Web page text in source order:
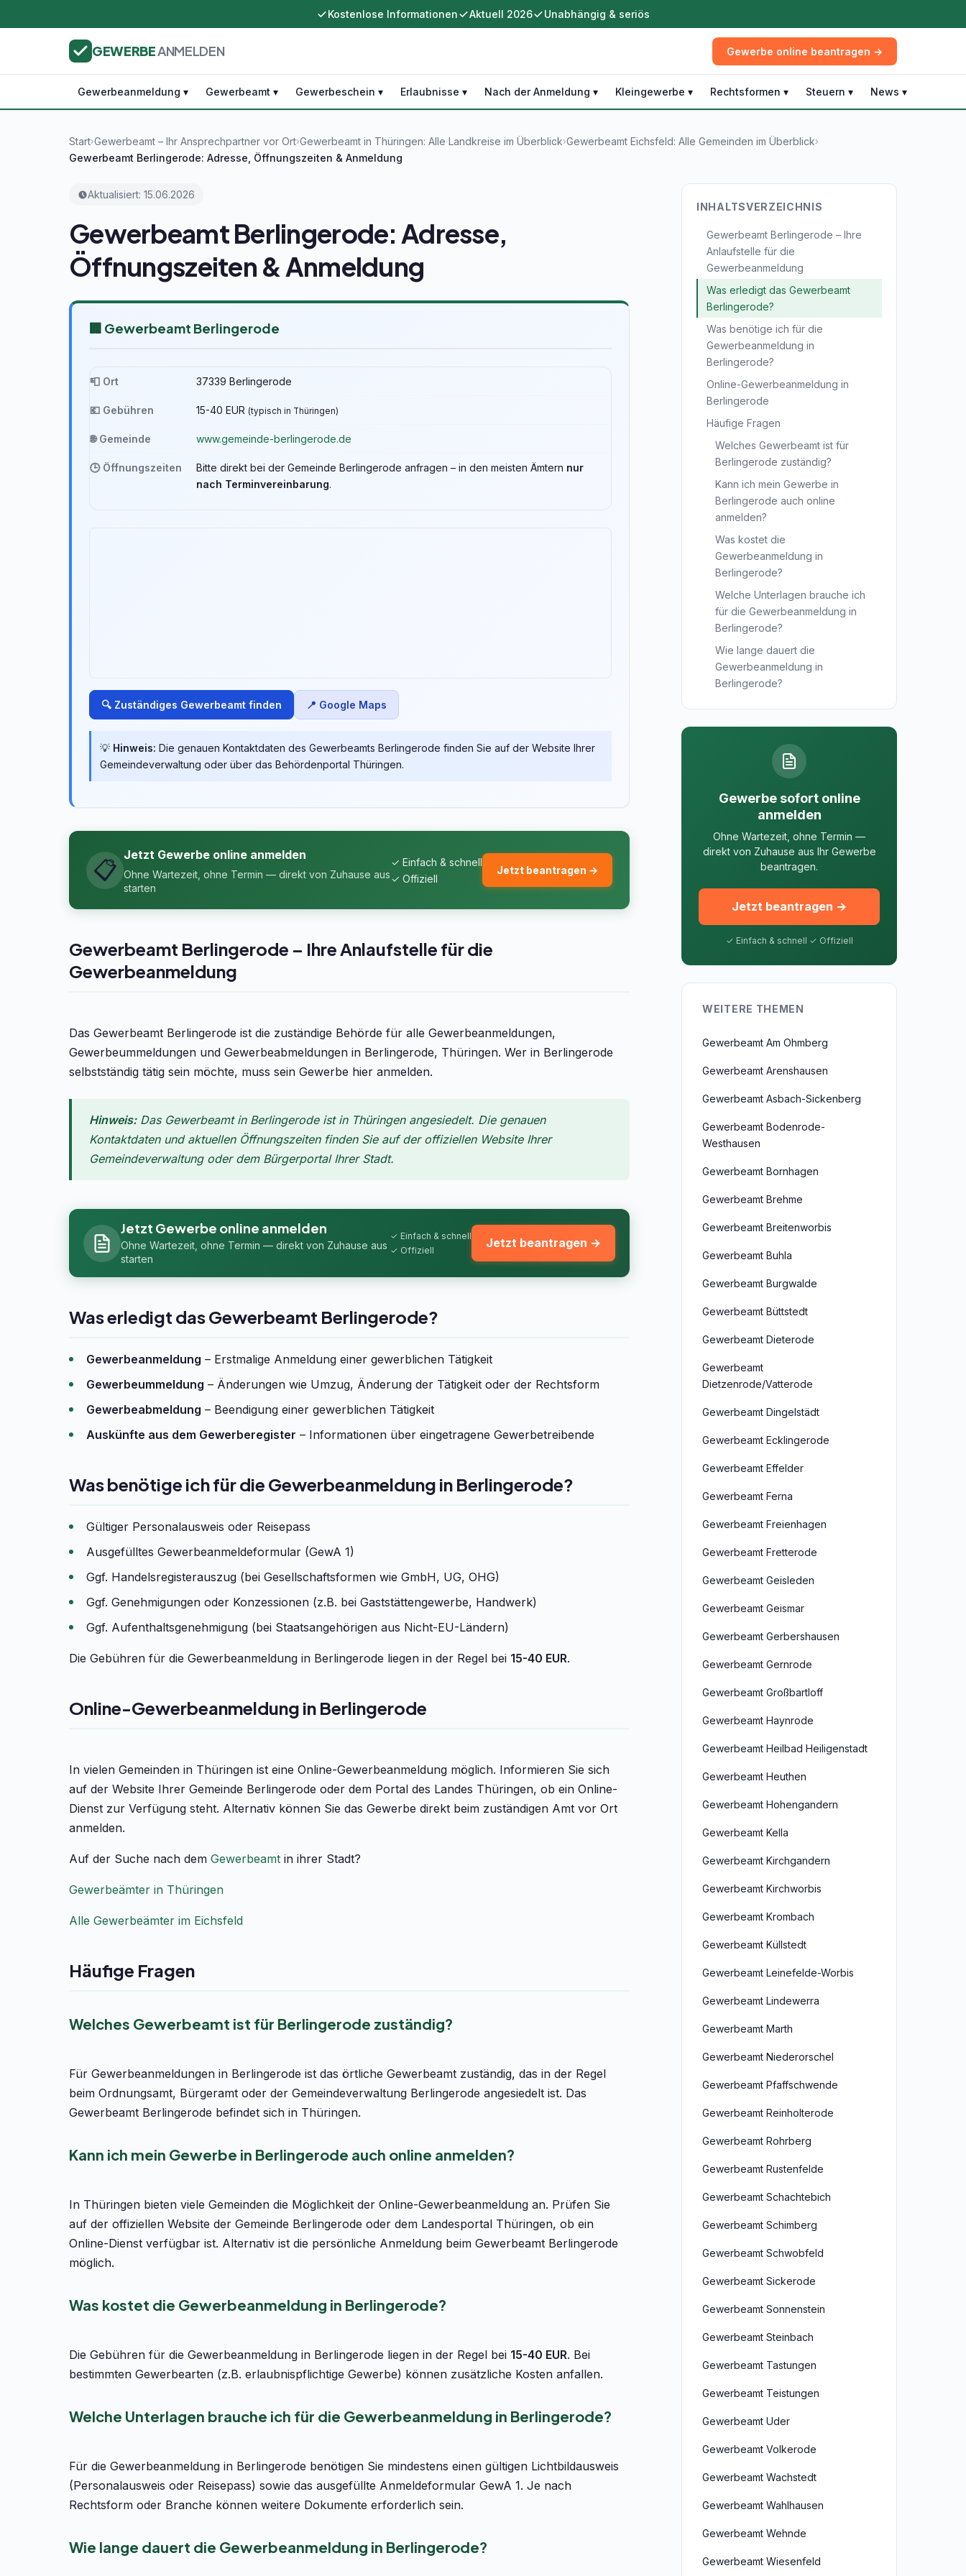
Kostenlose Informationen Aktuell 2026 Unabhängig & seriös
GEWERBEANMELDEN Gewerbe online beantragen →
Gewerbeanmeldung ▾ Gewerbeamt ▾ Gewerbeschein ▾ Erlaubnisse ▾ Nach der Anmeldung ▾ Kleingewerbe ▾ Rechtsformen ▾ Steuern ▾ News ▾
Start›Gewerbeamt – Ihr Ansprechpartner vor Ort›Gewerbeamt in Thüringen: Alle Landkreise im Überblick›Gewerbeamt Eichsfeld: Alle Gemeinden im Überblick›
Gewerbeamt Berlingerode: Adresse, Öffnungszeiten & Anmeldung
Aktualisiert: 15.06.2026
Gewerbeamt Berlingerode: Adresse,
Öffnungszeiten & Anmeldung
🏢 Gewerbeamt Berlingerode
📮 Ort 37339 Berlingerode
💶 Gebühren 15-40 EUR (typisch in Thüringen)
🌐 Gemeinde www.gemeinde-berlingerode.de
🕒 Öffnungszeiten Bitte direkt bei der Gemeinde Berlingerode anfragen – in den meisten Ämtern nur
nach Terminvereinbarung.
🔍 Zuständiges Gewerbeamt finden 📍 Google Maps
💡 Hinweis: Die genauen Kontaktdaten des Gewerbeamts Berlingerode finden Sie auf der Website Ihrer
Gemeindeverwaltung oder über das Behördenportal Thüringen.
📋
Jetzt Gewerbe online anmelden
Ohne Wartezeit, ohne Termin — direkt von Zuhause aus
starten
✓ Einfach & schnell
✓ Offiziell
Jetzt beantragen →
Gewerbeamt Berlingerode – Ihre Anlaufstelle für die
Gewerbeanmeldung
Das Gewerbeamt Berlingerode ist die zuständige Behörde für alle Gewerbeanmeldungen,
Gewerbeummeldungen und Gewerbeabmeldungen in Berlingerode, Thüringen. Wer in Berlingerode
selbstständig tätig sein möchte, muss sein Gewerbe hier anmelden.
Hinweis:Das Gewerbeamt in Berlingerode ist in Thüringen angesiedelt. Die genauen
Kontaktdaten und aktuellen Öffnungszeiten finden Sie auf der offiziellen Website Ihrer
Gemeindeverwaltung oder dem Bürgerportal Ihrer Stadt.
Jetzt Gewerbe online anmelden
Ohne Wartezeit, ohne Termin — direkt von Zuhause aus
starten
✓ Einfach & schnell
✓ Offiziell
Jetzt beantragen →
Was erledigt das Gewerbeamt Berlingerode?
Gewerbeanmeldung – Erstmalige Anmeldung einer gewerblichen Tätigkeit
Gewerbeummeldung – Änderungen wie Umzug, Änderung der Tätigkeit oder der Rechtsform
Gewerbeabmeldung – Beendigung einer gewerblichen Tätigkeit
Auskünfte aus dem Gewerberegister – Informationen über eingetragene Gewerbetreibende
Was benötige ich für die Gewerbeanmeldung in Berlingerode?
Gültiger Personalausweis oder Reisepass
Ausgefülltes Gewerbeanmeldeformular (GewA 1)
Ggf. Handelsregisterauszug (bei Gesellschaftsformen wie GmbH, UG, OHG)
Ggf. Genehmigungen oder Konzessionen (z.B. bei Gaststättengewerbe, Handwerk)
Ggf. Aufenthaltsgenehmigung (bei Staatsangehörigen aus Nicht-EU-Ländern)
Die Gebühren für die Gewerbeanmeldung in Berlingerode liegen in der Regel bei 15-40 EUR.
Online-Gewerbeanmeldung in Berlingerode
In vielen Gemeinden in Thüringen ist eine Online-Gewerbeanmeldung möglich. Informieren Sie sich
auf der Website Ihrer Gemeinde Berlingerode oder dem Portal des Landes Thüringen, ob ein Online-
Dienst zur Verfügung steht. Alternativ können Sie das Gewerbe direkt beim zuständigen Amt vor Ort
anmelden.
Auf der Suche nach dem Gewerbeamt in ihrer Stadt?
Gewerbeämter in Thüringen
Alle Gewerbeämter im Eichsfeld
Häufige Fragen
Welches Gewerbeamt ist für Berlingerode zuständig?
Für Gewerbeanmeldungen in Berlingerode ist das örtliche Gewerbeamt zuständig, das in der Regel
beim Ordnungsamt, Bürgeramt oder der Gemeindeverwaltung Berlingerode angesiedelt ist. Das
Gewerbeamt Berlingerode befindet sich in Thüringen.
Kann ich mein Gewerbe in Berlingerode auch online anmelden?
In Thüringen bieten viele Gemeinden die Möglichkeit der Online-Gewerbeanmeldung an. Prüfen Sie
auf der offiziellen Website der Gemeinde Berlingerode oder dem Landesportal Thüringen, ob ein
Online-Dienst verfügbar ist. Alternativ ist die persönliche Anmeldung beim Gewerbeamt Berlingerode
möglich.
Was kostet die Gewerbeanmeldung in Berlingerode?
Die Gebühren für die Gewerbeanmeldung in Berlingerode liegen in der Regel bei 15-40 EUR. Bei
bestimmten Gewerbearten (z.B. erlaubnispflichtige Gewerbe) können zusätzliche Kosten anfallen.
Welche Unterlagen brauche ich für die Gewerbeanmeldung in Berlingerode?
Für die Gewerbeanmeldung in Berlingerode benötigen Sie mindestens einen gültigen Lichtbildausweis
(Personalausweis oder Reisepass) sowie das ausgefüllte Anmeldeformular GewA 1. Je nach
Rechtsform oder Branche können weitere Dokumente erforderlich sein.
Wie lange dauert die Gewerbeanmeldung in Berlingerode?
INHALTSVERZEICHNIS
Gewerbeamt Berlingerode – Ihre
Anlaufstelle für die
Gewerbeanmeldung
Was erledigt das Gewerbeamt
Berlingerode?
Was benötige ich für die
Gewerbeanmeldung in
Berlingerode?
Online-Gewerbeanmeldung in
Berlingerode
Häufige Fragen
Welches Gewerbeamt ist für
Berlingerode zuständig?
Kann ich mein Gewerbe in
Berlingerode auch online
anmelden?
Was kostet die
Gewerbeanmeldung in
Berlingerode?
Welche Unterlagen brauche ich
für die Gewerbeanmeldung in
Berlingerode?
Wie lange dauert die
Gewerbeanmeldung in
Berlingerode?
Gewerbe sofort online
anmelden
Ohne Wartezeit, ohne Termin —
direkt von Zuhause aus Ihr Gewerbe
beantragen.
Jetzt beantragen →
✓ Einfach & schnell ✓ Offiziell
WEITERE THEMEN
Gewerbeamt Am Ohmberg
Gewerbeamt Arenshausen
Gewerbeamt Asbach-Sickenberg
Gewerbeamt Bodenrode-
Westhausen
Gewerbeamt Bornhagen
Gewerbeamt Brehme
Gewerbeamt Breitenworbis
Gewerbeamt Buhla
Gewerbeamt Burgwalde
Gewerbeamt Büttstedt
Gewerbeamt Dieterode
Gewerbeamt
Dietzenrode/Vatterode
Gewerbeamt Dingelstädt
Gewerbeamt Ecklingerode
Gewerbeamt Effelder
Gewerbeamt Ferna
Gewerbeamt Freienhagen
Gewerbeamt Fretterode
Gewerbeamt Geisleden
Gewerbeamt Geismar
Gewerbeamt Gerbershausen
Gewerbeamt Gernrode
Gewerbeamt Großbartloff
Gewerbeamt Haynrode
Gewerbeamt Heilbad Heiligenstadt
Gewerbeamt Heuthen
Gewerbeamt Hohengandern
Gewerbeamt Kella
Gewerbeamt Kirchgandern
Gewerbeamt Kirchworbis
Gewerbeamt Krombach
Gewerbeamt Küllstedt
Gewerbeamt Leinefelde-Worbis
Gewerbeamt Lindewerra
Gewerbeamt Marth
Gewerbeamt Niederorschel
Gewerbeamt Pfaffschwende
Gewerbeamt Reinholterode
Gewerbeamt Rohrberg
Gewerbeamt Rustenfelde
Gewerbeamt Schachtebich
Gewerbeamt Schimberg
Gewerbeamt Schwobfeld
Gewerbeamt Sickerode
Gewerbeamt Sonnenstein
Gewerbeamt Steinbach
Gewerbeamt Tastungen
Gewerbeamt Teistungen
Gewerbeamt Uder
Gewerbeamt Volkerode
Gewerbeamt Wachstedt
Gewerbeamt Wahlhausen
Gewerbeamt Wehnde
Gewerbeamt Wiesenfeld